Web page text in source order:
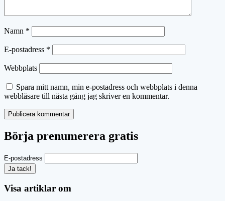
Namn *
E-postadress *
Webbplats
Spara mitt namn, min e-postadress och webbplats i denna
webbläsare till nästa gång jag skriver en kommentar.
Börja prenumerera gratis
E-postadress
Visa artiklar om